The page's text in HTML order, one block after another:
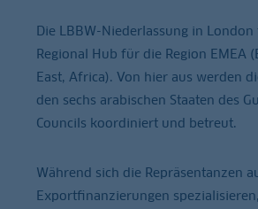
Die LBBW-Niederlassung in
Regional Hub für die Region EMEA
East, Africa). Von hier aus werden
den sechs arabischen Staaten des
Councils koordiniert und betreut.
Während sich die Repräsentanzen
Exportfinanzierungen